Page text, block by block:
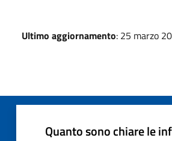
Ultimo aggiornamento: 25 marzo
Quanto sono chiare le